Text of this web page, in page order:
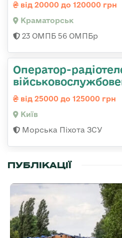
від 20000 до 120000 грн
Краматорськ
23 ОМПБ 56 ОМПБр
Оператор-
від 25000 до 125000 грн
Київ
Морська Піхота ЗСУ
ПУБЛІКАЦІЇ